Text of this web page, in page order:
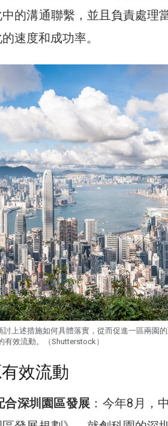
的溝通聯繫，並且負責處理
速度和成功率。
討上述措施如何具體落實，從而促進一區兩園
有效流動。（Shutterstock）
效流動
合深圳園區發展 ：今年8月，